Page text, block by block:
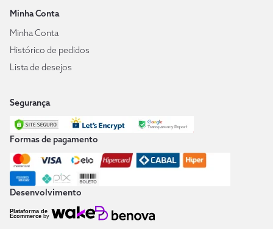
Minha Conta
Minha Conta
Histórico de pedidos
Lista de desejos
Segurança
Formas de pagamento
Desenvolvimento